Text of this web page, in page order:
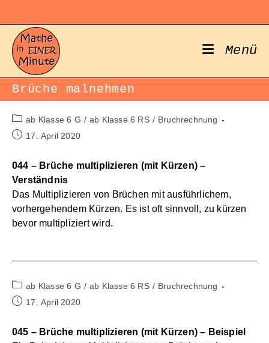
springen
Menü
Brüche malnehmen
Beitrags-
Kategorie:
ab Klasse 6 G / ab Klasse 6 RS / Bruchrechnung
Beitrag17. April 2020
044 – Brüche multiplizieren (mit Kürzen) –
Verständnis
Das Multiplizieren von Brüchen mit ausführlichem,
vorhergehendem Kürzen. Es ist oft sinnvoll, zu kürzen
bevor multipliziert wird.
Beitrags-
Kategorie:
ab Klasse 6 G / ab Klasse 6 RS / Bruchrechnung
Beitrag17. April 2020
045 – Brüche multiplizieren (mit Kürzen) – Beispiel